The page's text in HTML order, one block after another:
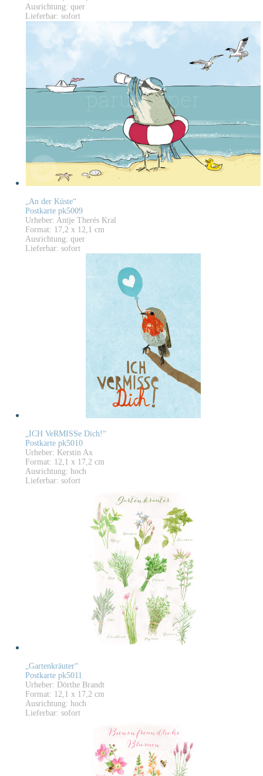
Ausrichtung: quer
Lieferbar: sofort
„An der Küste“
Postkarte pk5009
Urheber: Antje Therés Kral
Format: 17,2 x 12,1 cm
Ausrichtung: quer
Lieferbar: sofort
„ICH VeRMISSe Dich!“
Postkarte pk5010
Urheber: Kerstin Ax
Format: 12,1 x 17,2 cm
Ausrichtung: hoch
Lieferbar: sofort
„Gartenkräuter“
Postkarte pk5011
Urheber: Dörthe Brandt
Format: 12,1 x 17,2 cm
Ausrichtung: hoch
Lieferbar: sofort